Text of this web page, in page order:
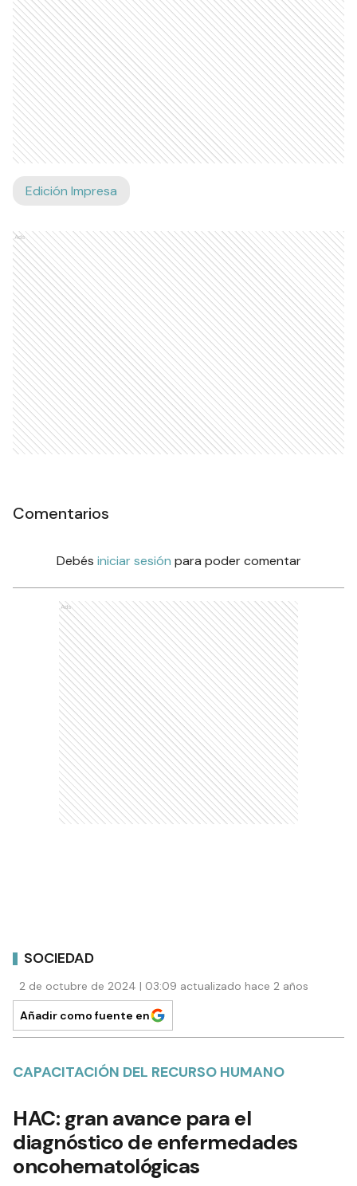
Edición Impresa
Ads
Comentarios
Debés iniciar sesión para poder comentar
Ads
SOCIEDAD
2 de octubre de 2024 | 03:09 actualizado hace 2 años
Añadir como fuente en
CAPACITACIÓN DEL RECURSO HUMANO
HAC: gran avance para el
diagnóstico de enfermedades
oncohematológicas